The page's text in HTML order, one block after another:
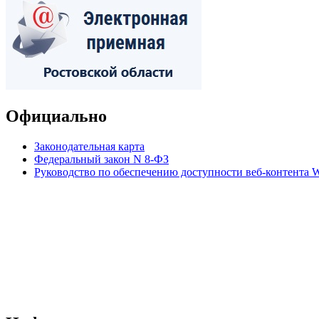
Официально
Законодательная карта
Федеральный закон N 8-ФЗ
Руководство по обеспечению доступности веб-контента